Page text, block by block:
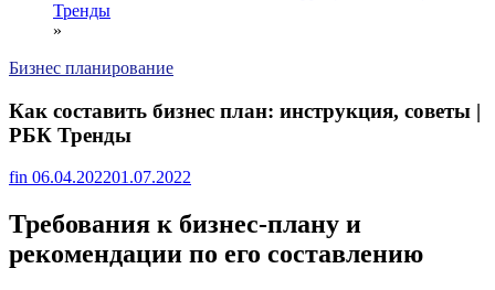
Тренды
»
Бизнес планирование
Как составить бизнес план: инструкция, советы |
РБК Тренды
fin 06.04.202201.07.2022
Требования к бизнес-плану и
рекомендации по его составлению